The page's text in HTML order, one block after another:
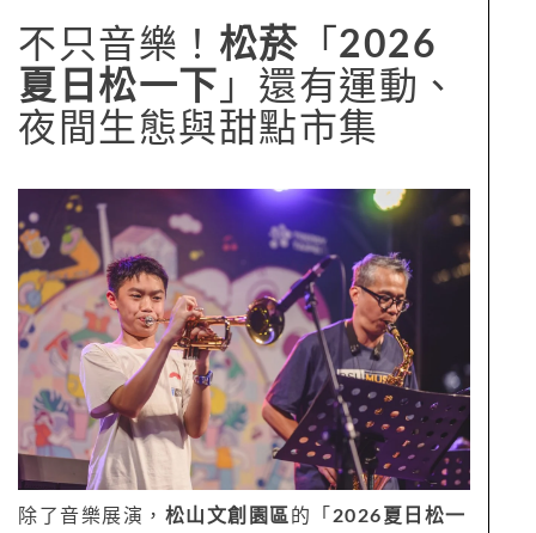
不只音樂！ 松菸 「 2026
夏日松一下 」還有運動、
夜間生態與甜點市集
除了音樂展演， 松山文創園區 的「 2026夏日松一